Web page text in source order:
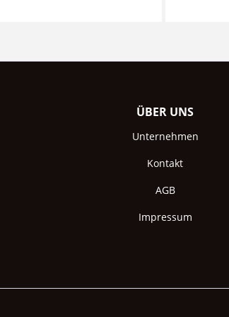
ÜBER UNS
Unternehmen
Kontakt
AGB
Impressum